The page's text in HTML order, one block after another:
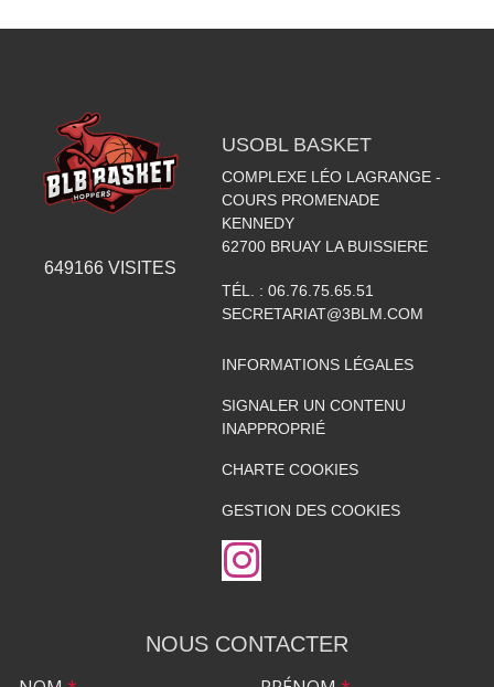
649166 VISITES
USOBL BASKET
COMPLEXE LÉO LAGRANGE -
COURS PROMENADE
KENNEDY
62700 BRUAY LA BUISSIERE
TÉL. : 06.76.75.65.51
SECRETARIAT@3BLM.COM
INFORMATIONS LÉGALES
SIGNALER UN CONTENU
INAPPROPRIÉ
CHARTE COOKIES
GESTION DES COOKIES
NOUS CONTACTER